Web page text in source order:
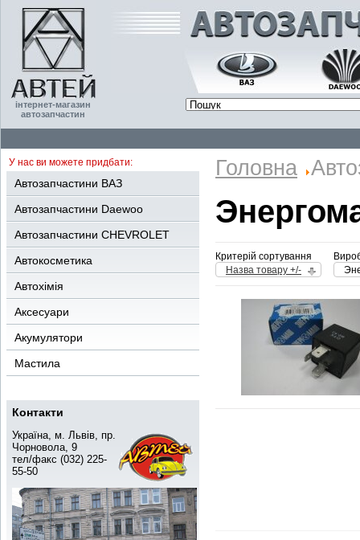
інтернет-магазин
автозапчастин
У нас ви можете придбати:
Автозапчастини ВАЗ
Автозапчастини Daewoo
Автозапчастини CHEVROLET
Автокосметика
Автохімія
Аксесуари
Акумулятори
Мастила
Контакти
Україна, м. Львів, пр.
Чорновола, 9
тел/факс (032) 225-
55-50
Головна
Критерій сортування
Назва товару +/-